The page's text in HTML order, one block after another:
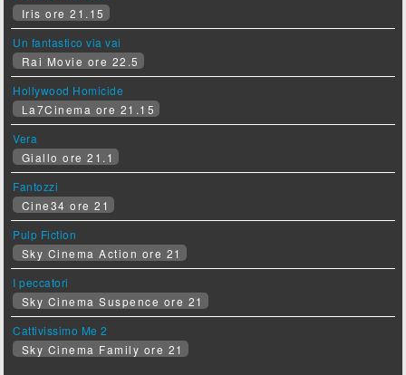
Iris ore 21.15
Un fantastico via vai
Rai Movie ore 22.5
Hollywood Homicide
La7Cinema ore 21.15
Vera
Giallo ore 21.1
Fantozzi
Cine34 ore 21
Pulp Fiction
Sky Cinema Action ore 21
I peccatori
Sky Cinema Suspence ore 21
Cattivissimo Me 2
Sky Cinema Family ore 21